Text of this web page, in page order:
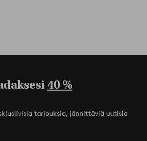
40 %
tarjouksia, jännittäviä uutisia